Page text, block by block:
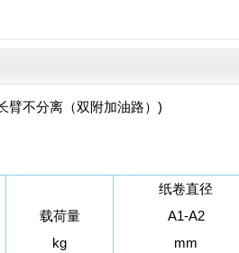
臂不分离（双附加油路）)
载荷量
kg
纸卷直径
A1-A2
mm